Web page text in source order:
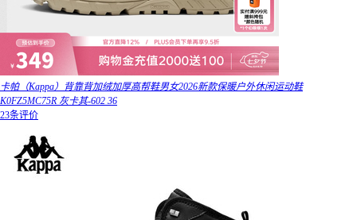
卡帕（Kappa）背靠背加绒加厚高帮鞋男女2026新款保暖户外休闲运动鞋
K0FZ5MC75R 灰卡其-602 36
23条评价